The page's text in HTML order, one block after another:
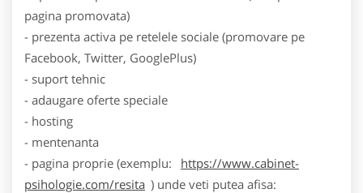
pagina promovata)
- prezenta activa pe retelele sociale (promovare pe
Facebook, Twitter, GooglePlus)
- suport tehnic
- adaugare oferte speciale
- hosting
- mentenanta
- pagina proprie (exemplu:
https://www.cabinet-
psihologie.com/resita ) unde veti putea afisa: